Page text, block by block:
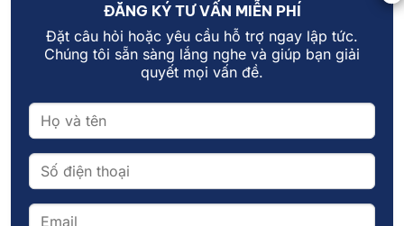
Quy trình triển khai ERP để nâng cao hiệu quả quản lý
tồn kho
Quản lý tồn kho luôn là một trong những thách thức lớn mà
ĐĂNG KÝ TƯ VẤN MIỄN PHÍ
Đặt câu hỏi hoặc yêu cầu hỗ trợ ngay lập tức.
Chúng tôi sẵn sàng lắng nghe và giúp bạn giải
quyết mọi vấn đề.